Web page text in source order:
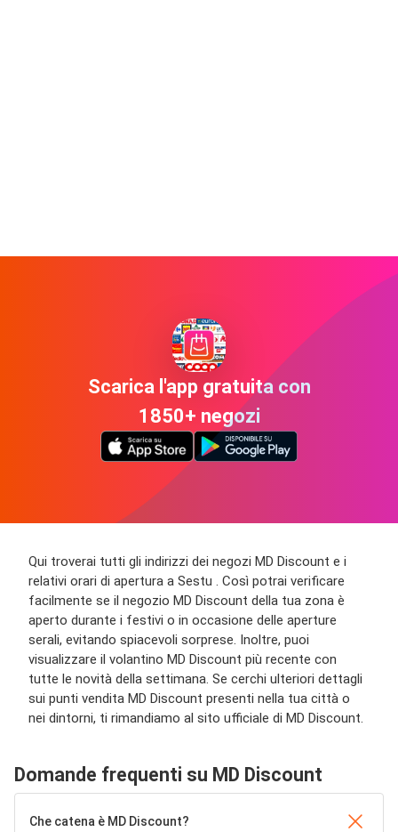
Scarica l'app gratuita con
1850+ negozi
Qui troverai tutti gli indirizzi dei negozi MD Discount e i
relativi orari di apertura a Sestu . Così potrai verificare
facilmente se il negozio MD Discount della tua zona è
aperto durante i festivi o in occasione delle aperture
serali, evitando spiacevoli sorprese. Inoltre, puoi
visualizzare il volantino MD Discount più recente con
tutte le novità della settimana. Se cerchi ulteriori dettagli
sui punti vendita MD Discount presenti nella tua città o
nei dintorni, ti rimandiamo al sito ufficiale di MD Discount.
Domande frequenti su MD Discount
Che catena è MD Discount?